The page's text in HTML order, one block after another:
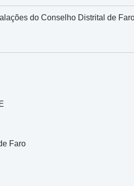
do Conselho Distrital de
Faro